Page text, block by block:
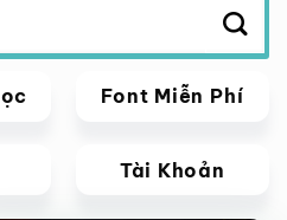
Font Miễn Phí
Tài Khoản